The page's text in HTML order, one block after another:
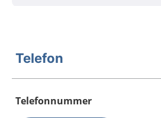
Telefon
Telefonnummer